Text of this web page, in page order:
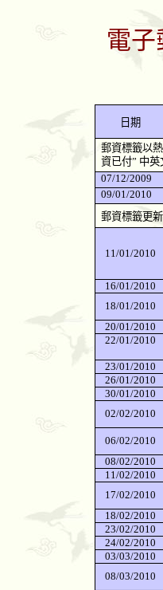
電
日期
郵資標籤以
資已付” 中英
07/12/2009
09/01/2010
郵資標籤更
11/01/2010
16/01/2010
18/01/2010
20/01/2010
22/01/2010
23/01/2010
26/01/2010
30/01/2010
02/02/2010
06/02/2010
08/02/2010
11/02/2010
17/02/2010
18/02/2010
23/02/2010
24/02/2010
03/03/2010
08/03/2010